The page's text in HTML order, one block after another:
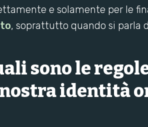
e solamente per le
, soprattutto quando si parla
sono le
identità